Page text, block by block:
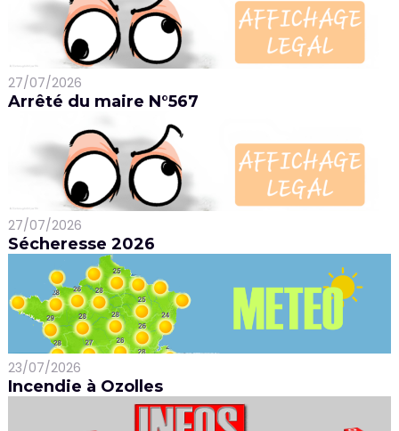
27/07/2026
Arrêté du maire N°567
27/07/2026
Sécheresse 2026
23/07/2026
Incendie à Ozolles